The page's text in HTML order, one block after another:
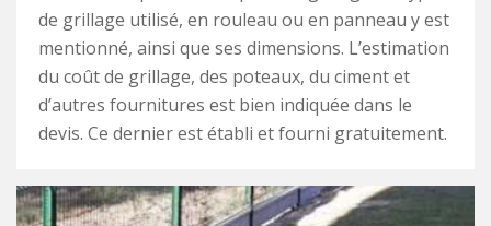
de grillage utilisé, en rouleau ou en panneau y est
mentionné, ainsi que ses dimensions. L’estimation
du coût de grillage, des poteaux, du ciment et
d’autres fournitures est bien indiquée dans le
devis. Ce dernier est établi et fourni gratuitement.